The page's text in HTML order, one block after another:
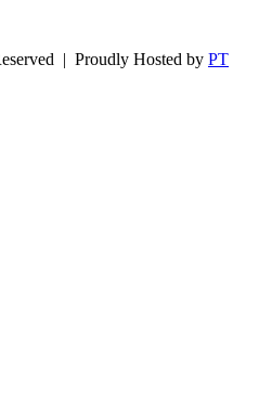
| Proudly Hosted by PT